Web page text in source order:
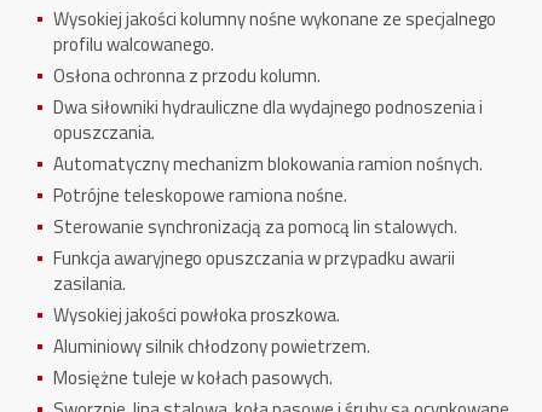
Wysokiej jakości kolumny nośne wykonane ze specjalnego
profilu walcowanego.
Osłona ochronna z przodu kolumn.
Dwa siłowniki hydrauliczne dla wydajnego podnoszenia i
opuszczania.
Automatyczny mechanizm blokowania ramion nośnych.
Potrójne teleskopowe ramiona nośne.
Sterowanie synchronizacją za pomocą lin stalowych.
Funkcja awaryjnego opuszczania w przypadku awarii
zasilania.
Wysokiej jakości powłoka proszkowa.
Aluminiowy silnik chłodzony powietrzem.
Mosiężne tuleje w kołach pasowych.